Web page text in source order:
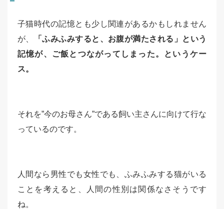
子猫時代の記憶とも少し関連があるかもしれません
が、
「ふみふみすると、お腹が満たされる」という
記憶が、ご飯とつながってしまった。というケー
ス。
それを”今のお母さん”である飼い主さんに向けて行な
っているのです。
人間なら男性でも女性でも、ふみふみする猫がいる
ことを考えると、人間の性別は関係なさそうです
ね。